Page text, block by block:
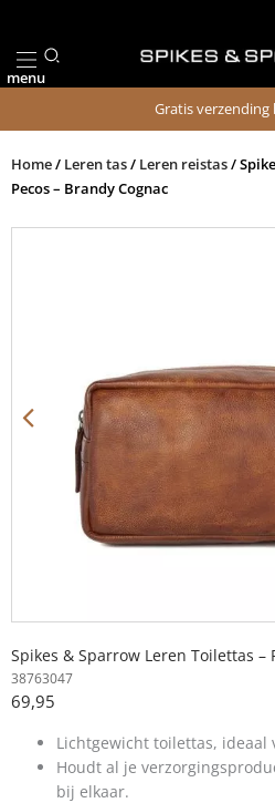
de
inhoud
menu
Gratis verzending
Home/ Leren tas/ Leren reistas/
Pecos – Brandy Cognac
Spikes & Sparrow Leren Toilettas –
38763047
69,95
Lichtgewicht toilettas, ideaal
Houdt al je
bij elkaar.